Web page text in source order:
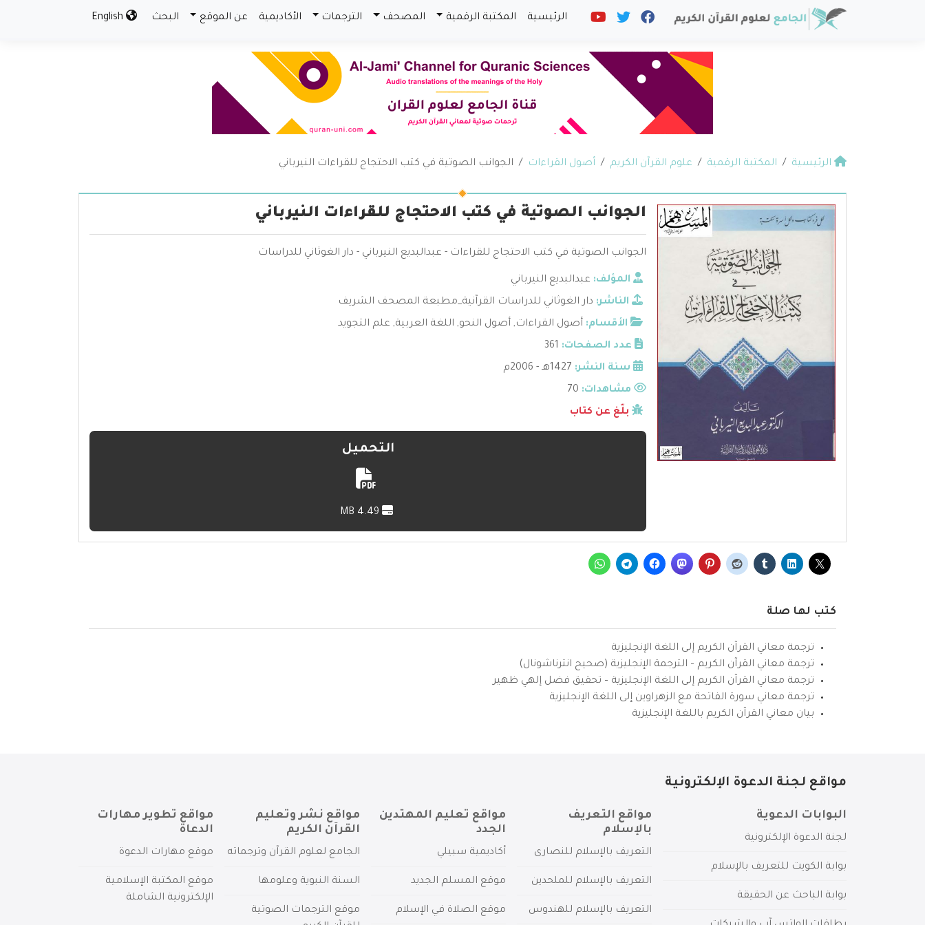
الرئيسية المكتبة الرقمية المصحف الترجمات الأكاديمية عن الموقع البحث
الرئيسية المكتبة الرقمية علوم القرآن الكريم أصول القراءات الجوانب الصوتية في كتب الاحتجاج للقراءات النيرباني
الجوانب الصوتية في كتب الاحتجاج للقراءات النيرباني
الجوانب الصوتية في كتب الاحتجاج للقراءات - عبدالبديع النيرباني - دار الغوثاني للدراسات
المؤلف: عبدالبديع النيرباني
الناشر: دار الغوثاني للدراسات القرآنية_مطبعة المصحف الشريف
الأقسام: أصول القراءات, أصول النحو, اللغة العربية, علم التجويد
عدد الصفحات: 361
سنة النشر: 1427هـ - 2006م
مشاهدات:
بلّغ عن كتاب
التحميل
كتب لها صلة
ترجمة معاني القرآن الكريم إلى اللغة الإنجليزية
ترجمة معاني القرآن الكريم – الترجمة الإنجليزية (صحيح انترناشونال)
ترجمة معاني القرآن الكريم إلى اللغة الإنجليزية – تحقيق فضل إلهي ظهير
ترجمة معاني سورة الفاتحة مع الزهراوين إلى اللغة الإنجليزية
بيان معاني القرآن الكريم باللغة الإنجليزية
مواقع لجنة الدعوة الإلكترونية
البوابات الدعوية
لجنة الدعوة الإلكترونية
بوابة الكويت للتعريف بالإسلام
بوابة الباحث عن الحقيقة
مواقع التعريف
بالإسلام
التعريف بالإسلام للنصارى
التعريف بالإسلام للملحدين
التعريف بالإسلام للهندوس
مواقع تعليم المهتدين
الجدد
أكاديمية سبيلي
موقع المسلم الجديد
موقع الصلاة في الإسلام
مواقع نشر وتعليم
القرآن الكريم
الجامع لعلوم القرآن وترجماته
السنة النبوية وعلومها
موقع الترجمات الصوتية
مواقع تطوير مهارات
الدعاة
موقع مهارات الدعوة
موقع المكتبة الإسلامية
الإلكترونية الشاملة